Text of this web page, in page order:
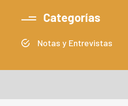
Categorías
Notas y Entrevistas